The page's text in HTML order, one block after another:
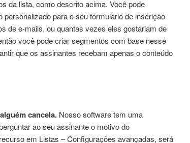
da lista, como descrito acima. Você pode
para o seu formulário de inscrição
de e-mails, ou quantas vezes eles gostariam de
você pode criar segmentos com base nesse
que os assinantes recebam apenas o conteúdo
cancela.Nosso software tem uma
ao seu assinante o motivo do
em Listas – Configurações avançadas, será